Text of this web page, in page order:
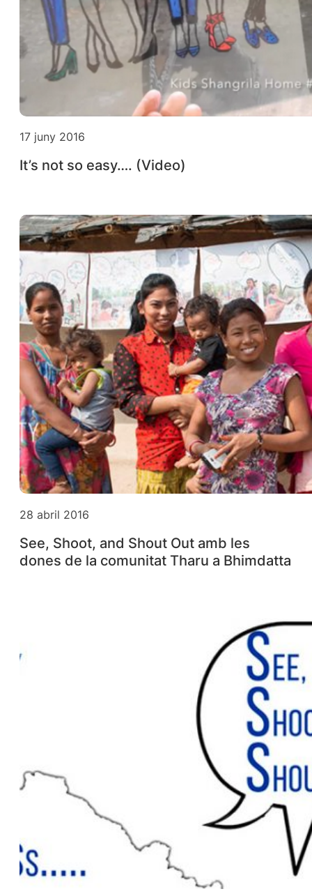
17 juny 2016
It’s not so easy…. (Video)
28 abril 2016
See, Shoot, and Shout Out amb les
dones de la comunitat Tharu a Bhimdatta